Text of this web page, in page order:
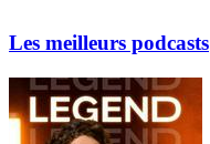
Les meilleurs podcasts